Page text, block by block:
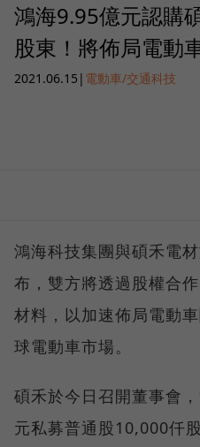
鴻海9.95億元認購
股東！將佈局電動
2021.06.15 | 電動車/交通科技
鴻海科技集團與碩禾電
布，雙方將透過股權合
材料，以加速佈局電動
球電動車市場。
碩禾於今日召開董事會
元私募普通股10,000仟